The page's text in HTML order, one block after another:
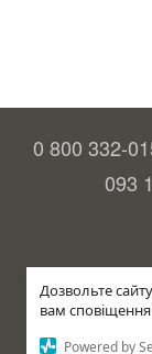
Дозвольте
вам
Powered by
0 800 332-
093